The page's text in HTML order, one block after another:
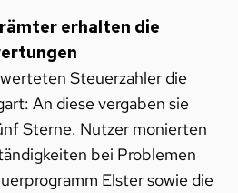
erhalten die
Steuerzahler die
An diese vergaben sie
Sterne. Nutzer monierten
bei Problemen
Elster sowie die